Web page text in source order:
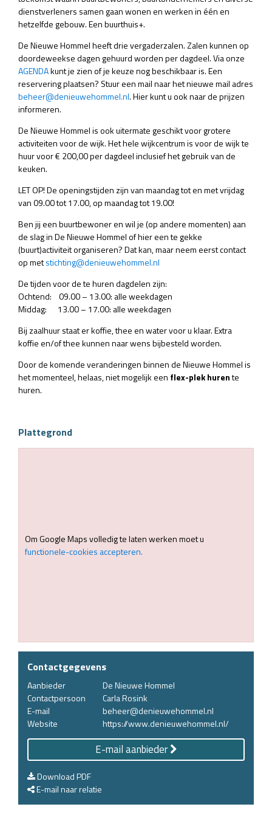
dienstverleners samen gaan wonen en werken in één en
hetzelfde gebouw. Een buurthuis+.
De Nieuwe Hommel heeft drie vergaderzalen. Zalen kunnen op
doordeweekse dagen gehuurd worden per dagdeel. Via onze
AGENDAkunt je zien of je keuze nog beschikbaar is. Een
reservering plaatsen? Stuur een mail naar het nieuwe mail adres
beheer@denieuwehommel.nl. Hier kunt u ook naar de prijzen
informeren.
De Nieuwe Hommel is ook uitermate geschikt voor grotere
activiteiten voor de wijk. Het hele wijkcentrum is voor de wijk te
huur voor € 200,00 per dagdeel inclusief het gebruik van de
keuken.
LET OP! De openingstijden zijn van maandag tot en met vrijdag
van 09.00 tot 17.00, op maandag tot 19.00!
Ben jij een buurtbewoner en wil je (op andere momenten) aan
de slag in De Nieuwe Hommel of hier een te gekke
(buurt)activiteit organiseren? Dat kan, maar neem eerst contact
op metstichting@denieuwehommel.nl
De tijden voor de te huren dagdelen zijn:
Ochtend: 09.00 – 13.00: alle weekdagen
Middag: 13.00 – 17.00: alle weekdagen
Bij zaalhuur staat er koffie, thee en water voor u klaar. Extra
koffie en/of thee kunnen naar wens bijbesteld worden.
Door de komende veranderingen binnen de Nieuwe Hommel is
het momenteel, helaas, niet mogelijk een flex-plek hurente
huren.
Plattegrond
Om Google Maps volledig te laten werken moet u
functionele-cookies accepteren.
Contactgegevens
Aanbieder
De Nieuwe Hommel
Contactpersoon
Carla Rosink
E-mail
beheer@denieuwehommel.nl
Website
https://www.denieuwehommel.nl/
E-mail aanbieder
Download PDF
E-mail naar relatie